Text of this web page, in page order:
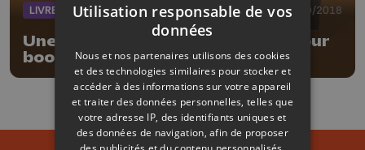
LIVRES 09/10/2018
Une maison d'édition liégeoise pour
booster la réussite
Utilisation responsable de vos
données
Nous et nos partenaires utilisons des cookies
et des technologies similaires pour stocker et
accéder à des informations sur votre appareil
et traiter des données personnelles, telles que
votre adresse IP, des identifiants uniques et
des données de navigation, afin de proposer